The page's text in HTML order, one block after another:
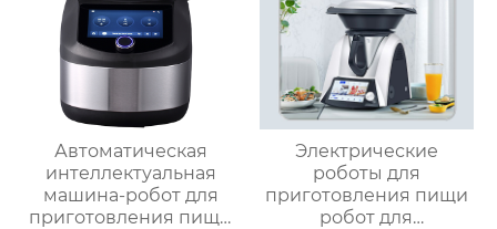
Автоматическая
интеллектуальная
машина-робот для
приготовления пищи
Электрические
роботы для
приготовления пищи
робот для